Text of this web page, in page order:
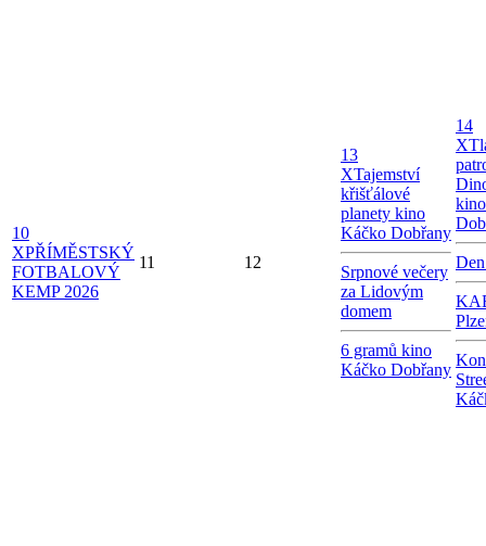
10
XPŘÍMĚSTSKÝ
FOTBALOVÝ
KEMP 2026
11 12
13
XTajemství
křišťálové
planety kino
Káčko Dobřany
Srpnové večery
za Lidovým
domem
6 gramů kino
Káčko Dobřany
14
X